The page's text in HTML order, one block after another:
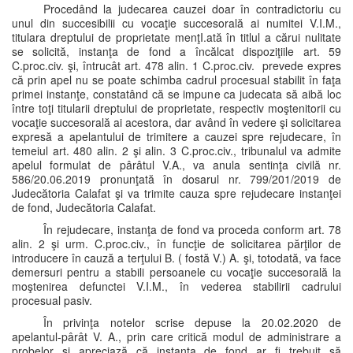
Procedând la judecarea cauzei doar în contradictoriu cu
unul din succesibilii cu vocaţie succesorală ai numitei V.I.M.,
titulara dreptului de proprietate menţI.ată în titlul a cărui nulitate
se solicită, instanţa de fond a încălcat dispoziţiile art. 59
C.proc.civ. şi, întrucât art. 478 alin. 1 C.proc.civ. prevede expres
că prin apel nu se poate schimba cadrul procesual stabilit în faţa
primei instanţe, constatând că se impune ca judecata să aibă loc
între toţi titularii dreptului de proprietate, respectiv moştenitorii cu
vocaţie succesorală ai acestora, dar având în vedere şi solicitarea
expresă a apelantului de trimitere a cauzei spre rejudecare, în
temeiul art. 480 alin. 2 şi alin. 3 C.proc.civ., tribunalul va admite
apelul formulat de pârâtul V.A., va anula sentinţa civilă nr.
586/20.06.2019 pronunţată în dosarul nr. 799/201/2019 de
Judecătoria Calafat şi va trimite cauza spre rejudecare instanţei
de fond, Judecătoria Calafat.
În rejudecare, instanţa de fond va proceda conform art. 78
alin. 2 şi urm. C.proc.civ., în funcţie de solicitarea părţilor de
introducere în cauză a terţului B. ( fostă V.) A. şi, totodată, va face
demersuri pentru a stabili persoanele cu vocaţie succesorală la
moştenirea defunctei V.I.M., în vederea stabilirii cadrului
procesual pasiv.
În privinţa notelor scrise depuse la 20.02.2020 de
apelantul-pârât V. A., prin care critică modul de administrare a